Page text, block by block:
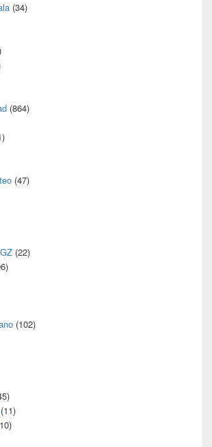
(34)
(864)
(47)
(22)
(102)
(11)